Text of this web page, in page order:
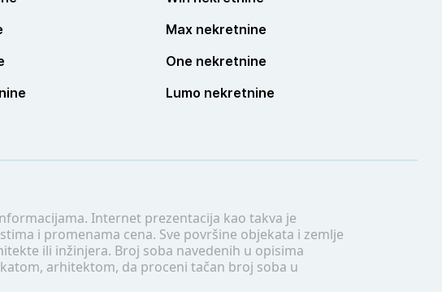
Internet prezentacija kao takva je
i promenama cena. Sve površine objekata i zemlje
ili inžinjera. Broj soba navedenih u opisima
arhitektom, da proceni tačan broj soba u
Max nekretnine
One nekretnine
Lumo nekretnine